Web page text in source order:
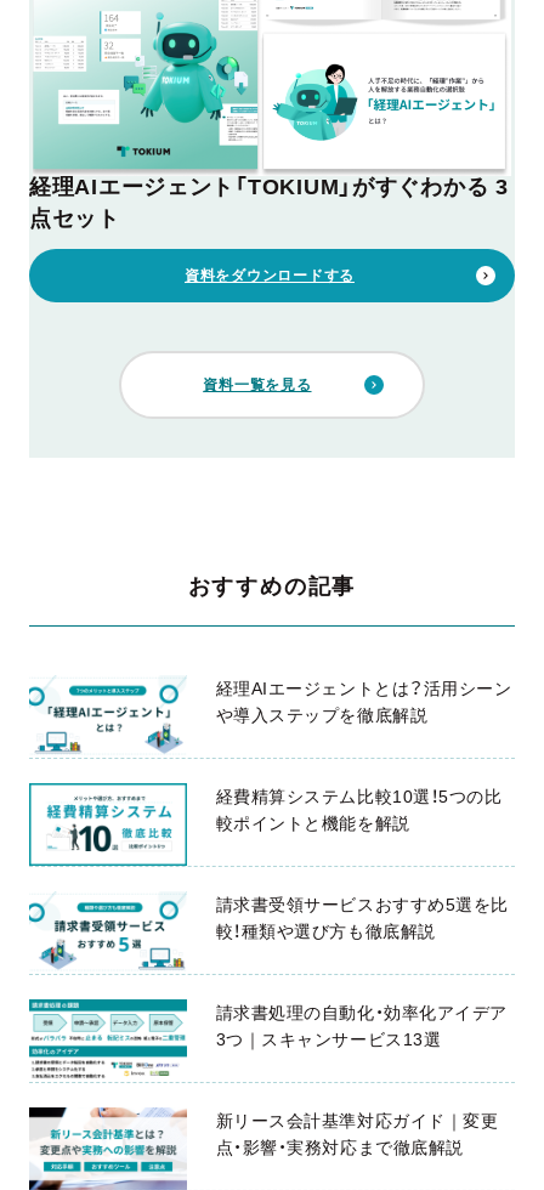
経理AIエージェント「TOKIUM」がすぐわかる 3
点セット
資料をダウンロードする
資料一覧を見る
おすすめの記事
経理AIエージェントとは？活用シーン
や導入ステップを徹底解説
経費精算システム比較10選！5つの比
較ポイントと機能を解説
請求書受領サービスおすすめ5選を比
較！種類や選び方も徹底解説
請求書処理の自動化・効率化アイデア
3つ｜スキャンサービス13選
新リース会計基準対応ガイド｜変更
点・影響・実務対応まで徹底解説